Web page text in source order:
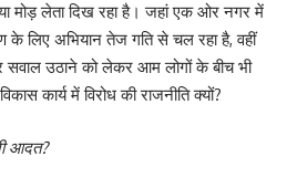
मोड़ लेता दिख रहा है। जहां एक ओर नगर में
के लिए अभियान तेज गति से चल रहा है, वहीं
सवाल उठाने को लेकर आम लोगों के बीच भी
कार्य में विरोध की राजनीति क्यों?
आदत?